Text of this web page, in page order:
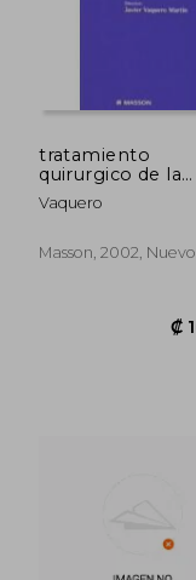
tratamiento
quirurgico de la
artrosis
patelofemoral
Vaquero
Masson, 2002, Nuevo